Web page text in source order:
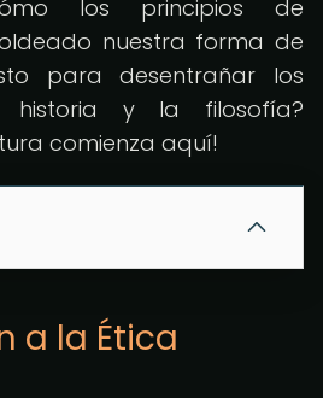
los principios de
nuestra forma de
para desentrañar los
y la filosofía?
comienza aquí!
a la Ética